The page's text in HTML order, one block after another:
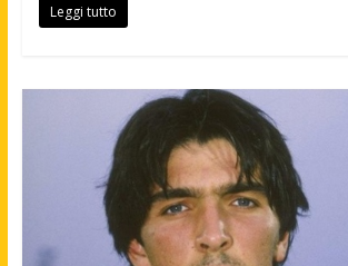
Leggi tutto